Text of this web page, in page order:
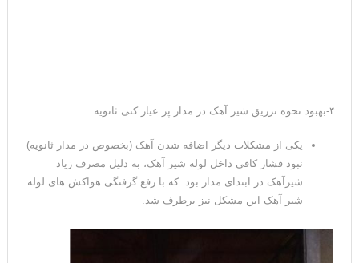
۴-بهبود نحوه تزریق شیر آهک در مدار پر عیار کنی ثانویه
یکی از مشکلات دیگر اضافه شدن آهک (بخصوص در مدار ثانویه)
نبود فشار کافی داخل لوله شیر آهک، به دلیل مصرف زیاد
شیرآهک در ابتدای مدار بود. که با رفع گرفتگی هواکش های لوله
شیر آهک این مشکل نیز برطرف شد.